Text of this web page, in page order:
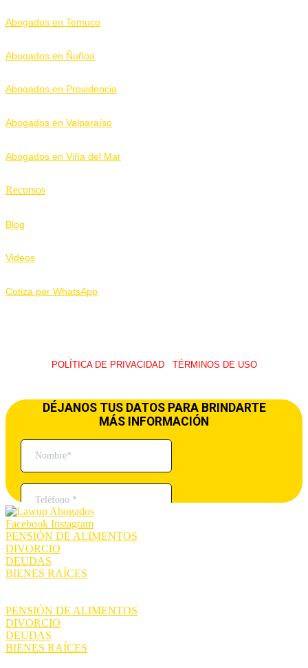
Abogados en Temuco
Abogados en Ñuñoa
Abogados en Providencia
Abogados en Valparaíso
Abogados en Viña del Mar
Recursos
Blog
Videos
Cotiza por WhatsApp
POLÍTICA DE PRIVACIDAD
TÉRMINOS DE USO
Facebook Instagram
PENSIÓN DE ALIMENTOS
DIVORCIO
DEUDAS
BIENES RAÍCES
PENSIÓN DE ALIMENTOS
DIVORCIO
DEUDAS
BIENES RAÍCES